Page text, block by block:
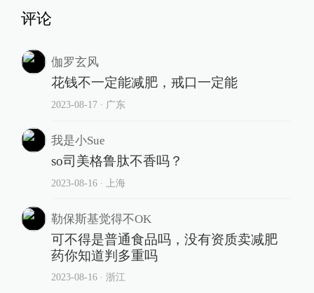
评论
伽罗玄风
花钱不一定能减肥，戒口一定能
2023-08-17∙ 广东
我是小Sue
so司美格鲁肽不香吗？
2023-08-16∙ 上海
勒保斯基觉得不OK
可不得是普通食品吗，没有资质卖减肥
药你知道判多重吗
2023-08-16∙ 浙江